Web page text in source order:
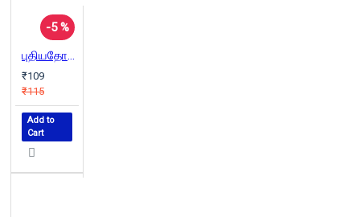
-5 %
புதியதோர் உலகம்
₹109
₹115
Add to
Cart